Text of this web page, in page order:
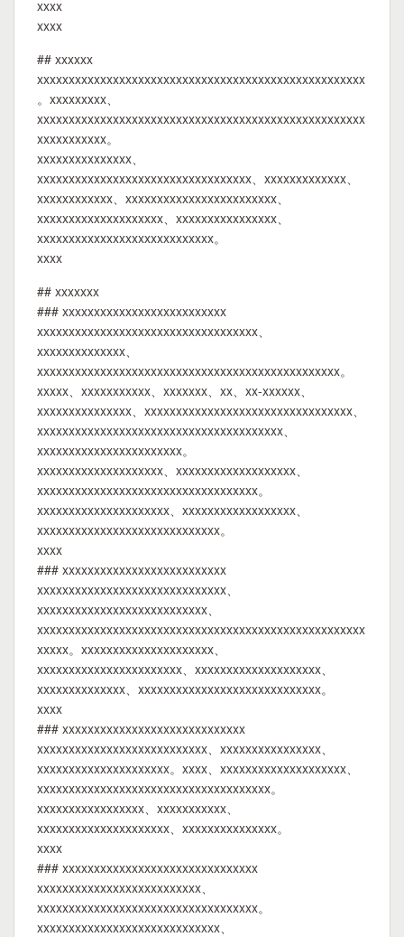
xxxx
xxxx
## xxxxxx
xxxxxxxxxxxxxxxxxxxxxxxxxxxxxxxxxxxxxxxxxxxxxxxxxxxx
。xxxxxxxxx、
xxxxxxxxxxxxxxxxxxxxxxxxxxxxxxxxxxxxxxxxxxxxxxxxxxxx
xxxxxxxxxxx。
xxxxxxxxxxxxxxx、
xxxxxxxxxxxxxxxxxxxxxxxxxxxxxxxxxx、xxxxxxxxxxxxx、
xxxxxxxxxxxx、xxxxxxxxxxxxxxxxxxxxxxxx、
xxxxxxxxxxxxxxxxxxxx、xxxxxxxxxxxxxxxx、
xxxxxxxxxxxxxxxxxxxxxxxxxxxx。
xxxx
## xxxxxxx
### xxxxxxxxxxxxxxxxxxxxxxxxxx
xxxxxxxxxxxxxxxxxxxxxxxxxxxxxxxxxxx、
xxxxxxxxxxxxxx、
xxxxxxxxxxxxxxxxxxxxxxxxxxxxxxxxxxxxxxxxxxxxxxxx。
xxxxx、xxxxxxxxxxx、xxxxxxx、xx、xx-xxxxxx、
xxxxxxxxxxxxxxx、xxxxxxxxxxxxxxxxxxxxxxxxxxxxxxxxx、
xxxxxxxxxxxxxxxxxxxxxxxxxxxxxxxxxxxxxxx、
xxxxxxxxxxxxxxxxxxxxxxx。
xxxxxxxxxxxxxxxxxxxx、xxxxxxxxxxxxxxxxxxx、
xxxxxxxxxxxxxxxxxxxxxxxxxxxxxxxxxxx。
xxxxxxxxxxxxxxxxxxxxx、xxxxxxxxxxxxxxxxxx、
xxxxxxxxxxxxxxxxxxxxxxxxxxxxx。
xxxx
### xxxxxxxxxxxxxxxxxxxxxxxxxx
xxxxxxxxxxxxxxxxxxxxxxxxxxxxxx、
xxxxxxxxxxxxxxxxxxxxxxxxxxx、
xxxxxxxxxxxxxxxxxxxxxxxxxxxxxxxxxxxxxxxxxxxxxxxxxxxx
xxxxx。xxxxxxxxxxxxxxxxxxxxx、
xxxxxxxxxxxxxxxxxxxxxxx、xxxxxxxxxxxxxxxxxxxx、
xxxxxxxxxxxxxx、xxxxxxxxxxxxxxxxxxxxxxxxxxxxx。
xxxx
### xxxxxxxxxxxxxxxxxxxxxxxxxxxxx
xxxxxxxxxxxxxxxxxxxxxxxxxxx、xxxxxxxxxxxxxxxx、
xxxxxxxxxxxxxxxxxxxxx。xxxx、xxxxxxxxxxxxxxxxxxxx、
xxxxxxxxxxxxxxxxxxxxxxxxxxxxxxxxxxxxx。
xxxxxxxxxxxxxxxxx、xxxxxxxxxxx、
xxxxxxxxxxxxxxxxxxxxx、xxxxxxxxxxxxxxx。
xxxx
### xxxxxxxxxxxxxxxxxxxxxxxxxxxxxxx
xxxxxxxxxxxxxxxxxxxxxxxxxx、
xxxxxxxxxxxxxxxxxxxxxxxxxxxxxxxxxxx。
xxxxxxxxxxxxxxxxxxxxxxxxxxxxx、